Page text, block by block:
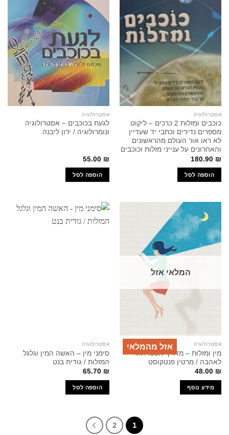
אסטרולוגיה
כוכבים ומזלות 2 כרכים – ליקוט
מספרים נדירים וכתבי יד שעדיין
לא ראו אור העולם מהראשונים
והאחרונים על ענייני מזלות וכוכבים
180.90 ₪
הוספה לסל
אסטרולוגיה
לגעת בכוכבים – אסטרולוגיה
ונומרולוגיה / ירון ליבנה
55.00 ₪
הוספה לסל
המלאי אזל
אזל מהמלאי אסטרולוגיה
מין ומזלות – מדריך אסטרולוגי
לאהבה / מרטין פנטקוסט
48.00 ₪
מידע נוסף
אסטרולוגיה
סימני מין – האשה המין וגלגל
המזלות / גודית בנט
65.70 ₪
הוספה לסל
1
2